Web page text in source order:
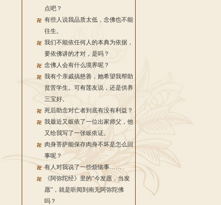
点吧？
有些人说我品质太低，念佛也不能
往生。
我们不能依任何人的本典为依据，
要依佛讲的才对，是吗？
念佛人会有什么境界呢？
我有个亲戚搞慈善，她希望我帮助
贫苦学生。可有莲友说，还是供养
三宝好。
死后助念对亡者到底有没有利益？
我最近又皈依了一位出家师父，他
又给我写了一张皈依证。
肉身菩萨能保存肉身不坏是怎么回
事呢？
有人对我说了一些烦恼事……
《阿弥陀经》里的“今发愿，当发
愿”，就是听闻到南无阿弥陀佛
吗？